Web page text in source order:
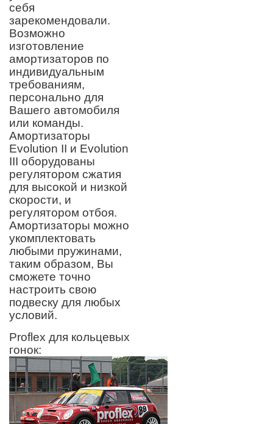
себя
зарекомендовали.
Возможно
изготовление
амортизаторов по
индивидуальным
требованиям,
персонально для
Вашего автомобиля
или команды.
Амортизаторы
Evolution II и Evolution
III оборудованы
регулятором сжатия
для высокой и низкой
скорости, и
регулятором отбоя.
Амортизаторы можно
укомплектовать
любыми пружинами,
таким образом, Вы
сможете точно
настроить свою
подвеску для любых
условий.
Proflex для кольцевых
гонок: